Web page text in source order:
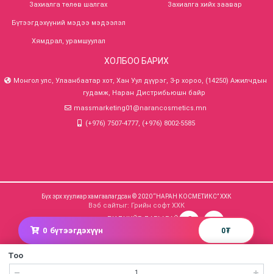
Тоо
Захиалга төлөв шалгах
Бүтээгдэхүүний мэдээ мэдээлэл
Хямдрал, урамшуулал
Захиалга хийх заавар
ХОЛБОО БАРИХ
Монгол улс, Улаанбаатар хот, Хан Уул дүүрэг, 3-р хороо, (14250) Ажилчдын
гудамж, Наран Дистрибьюшн байр
massmarketing01@narancosmetics.mn
(+976) 7507-4777, (+976) 8002-5585
Бүх эрх хуулиар хамгаалагдсан © 2020 “НАРАН КОСМЕТИКС” ХХК
Вэб сайтыг: Грийн софт ХХК
БИДНИЙГ ДАГААРАЙ
0 бүтээгдэхүүн 0₮